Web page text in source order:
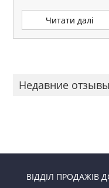
Читати далі
Недавние отзывы
ВІДДІЛ ПРОДАЖІВ